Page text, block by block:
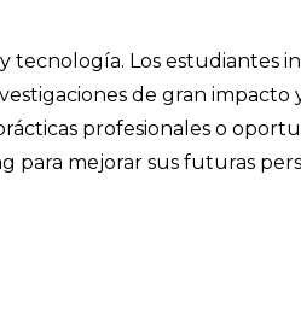
tecnología. Los estudiantes
de gran impacto
profesionales o
para mejorar sus futuras